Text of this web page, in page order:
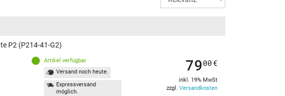
P2 (P214-41-G2)
Artikel verfügbar
Versand noch heute.
Expressversand
möglich.
7900 €
inkl. 19% MwSt
zzgl. Versandkosten